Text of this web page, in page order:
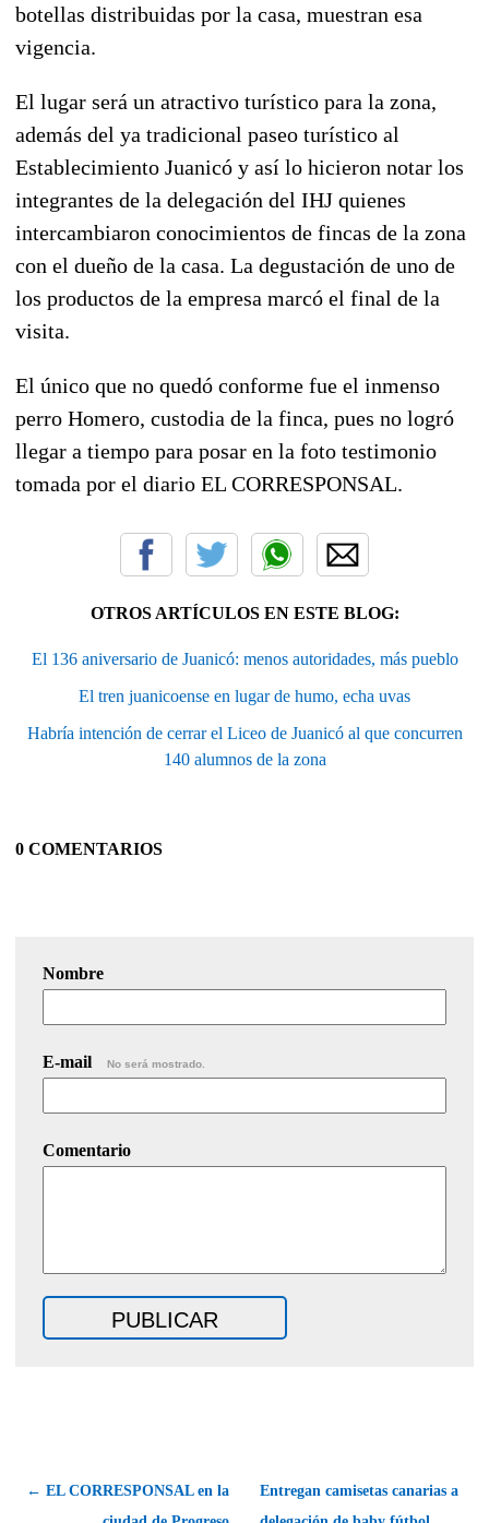
botellas distribuidas por la casa, muestran esa
vigencia.
El lugar será un atractivo turístico para la zona,
además del ya tradicional paseo turístico al
Establecimiento Juanicó y así lo hicieron notar los
integrantes de la delegación del IHJ quienes
intercambiaron conocimientos de fincas de la zona
con el dueño de la casa. La degustación de uno de
los productos de la empresa marcó el final de la
visita.
El único que no quedó conforme fue el inmenso
perro Homero, custodia de la finca, pues no logró
llegar a tiempo para posar en la foto testimonio
tomada por el diario EL CORRESPONSAL.
OTROS ARTÍCULOS EN ESTE BLOG:
El 136 aniversario de Juanicó: menos autoridades, más pueblo
El tren juanicoense en lugar de humo, echa uvas
Habría intención de cerrar el Liceo de Juanicó al que concurren
140 alumnos de la zona
0 COMENTARIOS
Nombre
E-mail No será mostrado.
Comentario
← EL CORRESPONSAL en la
Entregan camisetas canarias a